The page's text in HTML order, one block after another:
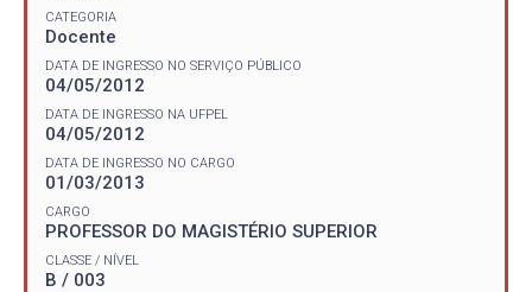
CATEGORIA
Docente
DATA DE INGRESSO NO SERVIÇO PÚBLICO
04/05/2012
DATA DE INGRESSO NA UFPEL
04/05/2012
DATA DE INGRESSO NO CARGO
01/03/2013
CARGO
PROFESSOR DO MAGISTÉRIO SUPERIOR
CLASSE / NÍVEL
B / 003